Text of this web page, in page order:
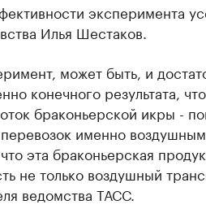
эксперимента
Илья Шестаков.
может быть, и
конечного результата,
браконьерской икры -
именно
эта браконьерская
не только воздушный
ведомства ТАСС.